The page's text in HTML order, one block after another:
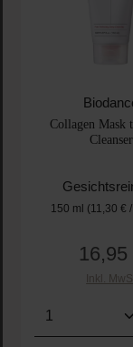
Collagen Mask
Cleanser
150 ml (11,30 €
16,95
Inkl.
Produkt